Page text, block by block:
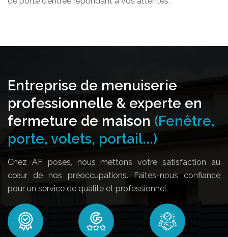
Entreprise de menuiserie
professionnelle & experte en
fermeture de maison (Fenêtre,
porte, volets, portail...)
Chez AF poses, nous mettons votre satisfaction au
cœur de nos préoccupations. Faites-nous confiance
pour un service de qualité et professionnel.